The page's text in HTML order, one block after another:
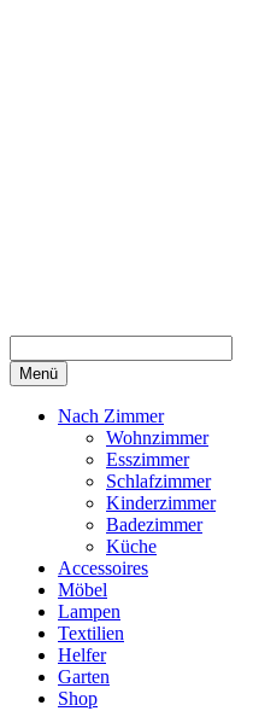
Menü
Nach Zimmer
Wohnzimmer
Esszimmer
Schlafzimmer
Kinderzimmer
Badezimmer
Küche
Accessoires
Möbel
Lampen
Textilien
Helfer
Garten
Shop